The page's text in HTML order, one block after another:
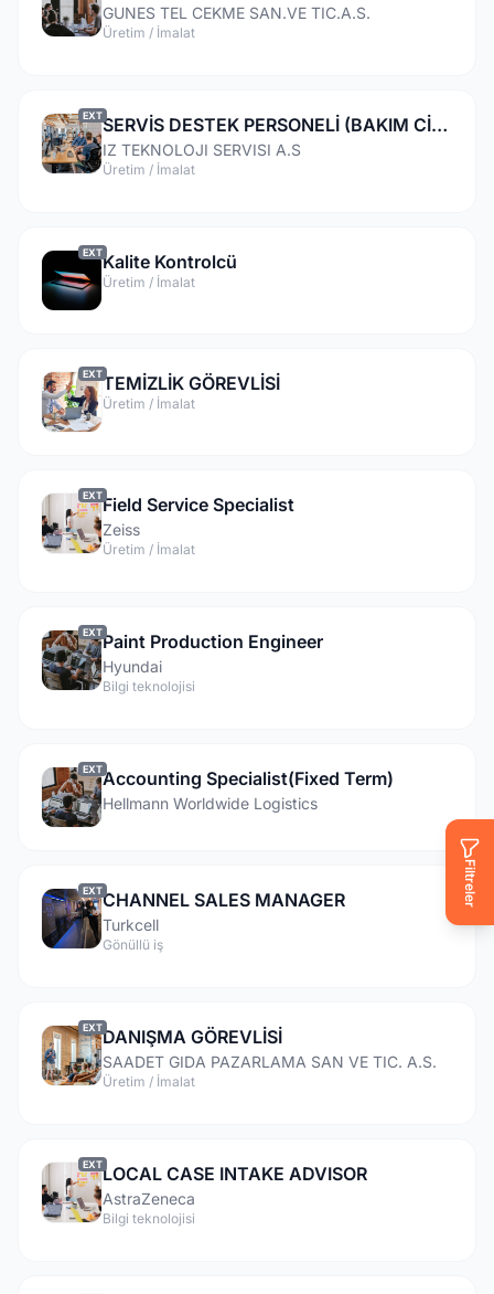
Filtreler
GUNES TEL CEKME SAN.VE TIC.A.S.
Üretim / İmalat
EXT SERVİS DESTEK PERSONELİ (BAKIM CİHAZLARI)
IZ TEKNOLOJI SERVISI A.S
Üretim / İmalat
EXTKalite Kontrolcü
Üretim / İmalat
EXTTEMİZLİK GÖREVLİSİ
Üretim / İmalat
EXTField Service Specialist
Zeiss
Üretim / İmalat
EXTPaint Production Engineer
Hyundai
Bilgi teknolojisi
EXTAccounting Specialist(Fixed Term)
Hellmann Worldwide Logistics
EXTCHANNEL SALES MANAGER
Turkcell
Gönüllü iş
EXTDANIŞMA GÖREVLİSİ
SAADET GIDA PAZARLAMA SAN VE TIC. A.S.
Üretim / İmalat
EXTLOCAL CASE INTAKE ADVISOR
AstraZeneca
Bilgi teknolojisi